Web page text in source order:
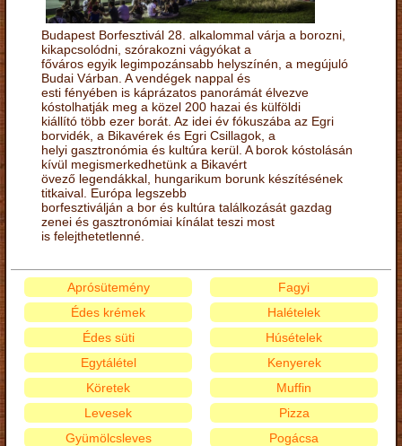
Budapest Borfesztivál 28. alkalommal várja a borozni,
kikapcsolódni, szórakozni vágyókat a
főváros egyik legimpozánsabb helyszínén, a megújuló
Budai Várban. A vendégek nappal és
esti fényében is káprázatos panorámát élvezve
kóstolhatják meg a közel 200 hazai és külföldi
kiállító több ezer borát. Az idei év fókuszába az Egri
borvidék, a Bikavérek és Egri Csillagok, a
helyi gasztronómia és kultúra kerül. A borok kóstolásán
kívül megismerkedhetünk a Bikavért
övező legendákkal, hungarikum borunk készítésének
titkaival. Európa legszebb
borfesztiválján a bor és kultúra találkozását gazdag
zenei és gasztronómiai kínálat teszi most
is felejthetetlenné.
Aprósütemény
Édes krémek
Édes süti
Egytálétel
Fagyi
Halételek
Húsételek
Kenyerek
Köretek
Levesek
Gyümölcsleves
Muffin
Pizza
Pogácsa